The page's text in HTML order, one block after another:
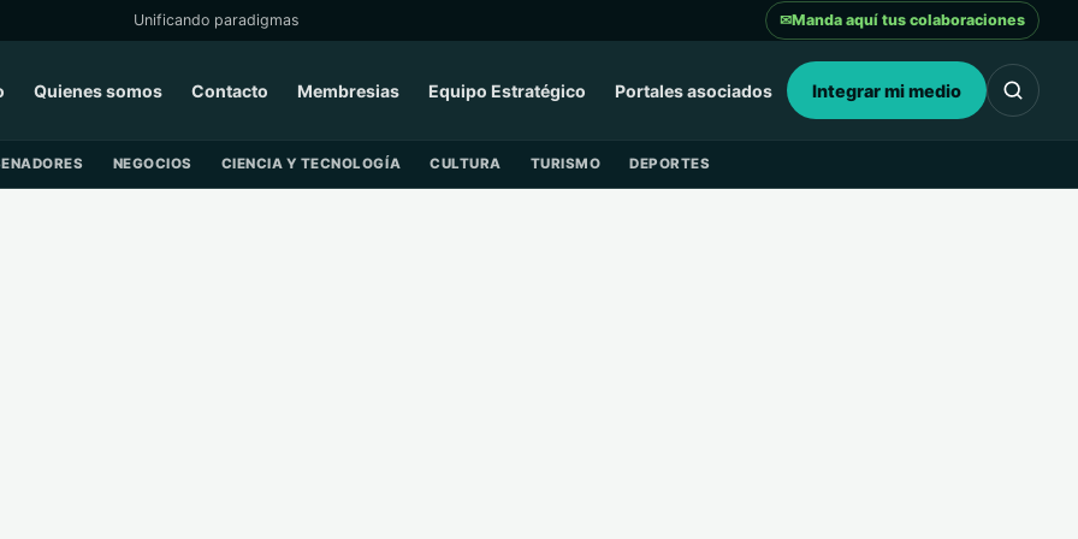
Unificando paradigmas ✉Manda aquí tus colaboraciones
Quienes somos Contacto Membresias Equipo Estratégico Portales asociados Integrar mi medio
NEGOCIOS CIENCIA Y TECNOLOGÍA CULTURA TURISMO DEPORTES